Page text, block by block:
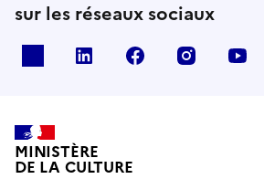
sur les réseaux sociaux
linkedin facebook instagram
MINISTÈRE
DE LA CULTURE